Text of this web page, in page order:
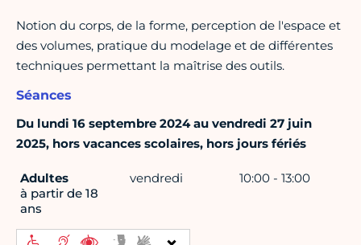
Notion du corps, de la forme, perception de l'espace et
des volumes, pratique du modelage et de différentes
techniques permettant la maîtrise des outils.
Séances
Du lundi 16 septembre 2024 au vendredi 27 juin
2025, hors vacances scolaires, hors jours fériés
Adultes
à partir de 18
ans
vendredi 10:00 - 13:00